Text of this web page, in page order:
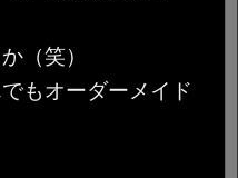
（笑）
もオーダーメイド